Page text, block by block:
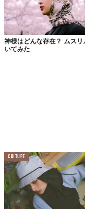
ですよ。
なんだか難しそうに思
なものを避けていれば
そして、 世の中にある
もちろん、ハラール認
ムは認証のついたもの
肢はたくさんあるんで
私の場合は、食にうる
のがあったら、あらか
だから、普通にカフェ
屋にだって行きますよ。
「豚肉を食べたいと思
すが、これは「ヒジャ
神様はどんな存在？ ムスリ
いてみた
CULTURE